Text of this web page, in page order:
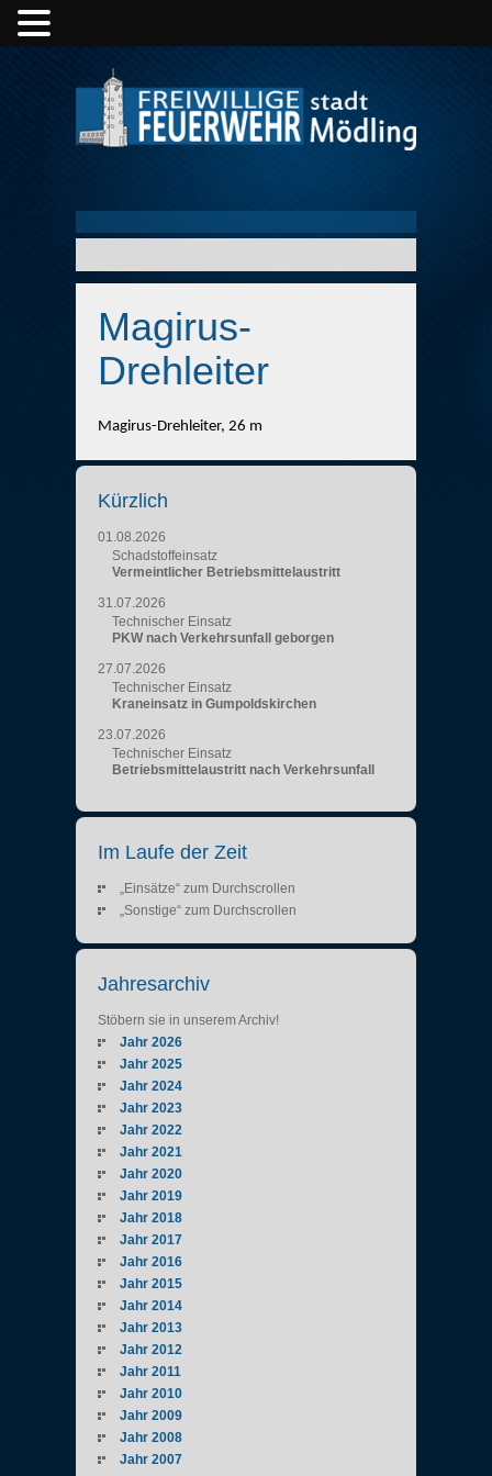
Magirus-
Drehleiter
Magirus-Drehleiter, 26 m
Kürzlich
01.08.2026
Schadstoffeinsatz
Vermeintlicher Betriebsmittelaustritt
31.07.2026
Technischer Einsatz
PKW nach Verkehrsunfall geborgen
27.07.2026
Technischer Einsatz
Kraneinsatz in Gumpoldskirchen
23.07.2026
Technischer Einsatz
Betriebsmittelaustritt nach Verkehrsunfall
Im Laufe der Zeit
„Einsätze“ zum Durchscrollen
„Sonstige“ zum Durchscrollen
Jahresarchiv
Stöbern sie in unserem Archiv!
Jahr 2026
Jahr 2025
Jahr 2024
Jahr 2023
Jahr 2022
Jahr 2021
Jahr 2020
Jahr 2019
Jahr 2018
Jahr 2017
Jahr 2016
Jahr 2015
Jahr 2014
Jahr 2013
Jahr 2012
Jahr 2011
Jahr 2010
Jahr 2009
Jahr 2008
Jahr 2007